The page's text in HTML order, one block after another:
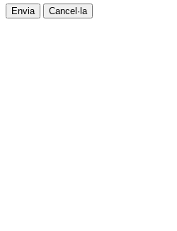
Envia Cancel·la